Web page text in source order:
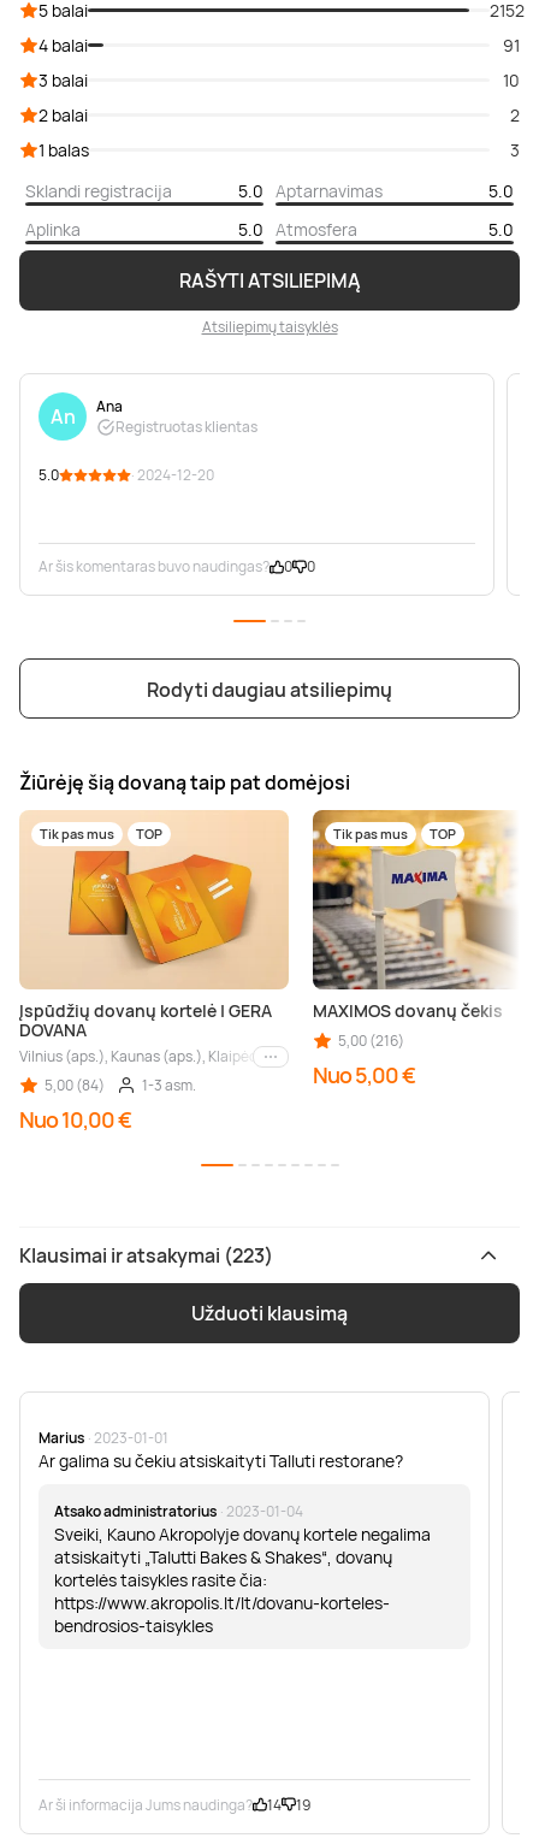
RAŠYTI ATSILIEPIMĄ
Atsiliepimų taisyklės
5 balai
2152
4 balai
91
3 balai
10
2 balai
2
1 balas
3
Sklandi registracija
5.0 Aptarnavimas
5.0
Aplinka
5.0 Atmosfera 5.0
An
Ana
Registruotas klientas
5.0 · 2024-12-20
Ar šis komentaras buvo naudingas? 0 0
Rodyti daugiau atsiliepimų
Žiūrėję šią dovaną taip pat domėjosi
Tik pas mus TOP
Įspūdžių dovanų kortelė | GERA
DOVANA
Vilnius (aps.), Kaunas (aps.), Klaipėda (aps.), Palanga (aps.), Nida (aps.),
Kiti miestai
5,00 (84)
1-3 asm.
Nuo 10,00 €
Tik pas mus TOP
MAXIMOS dovanų čekis
5,00 (216)
Nuo 5,00 €
Klausimai ir atsakymai (223)
Užduoti klausimą
Marius · 2023-01-01
Ar galima su čekiu atsiskaityti Talluti restorane?
Atsako administratorius · 2023-01-04
Sveiki, Kauno Akropolyje dovanų kortele negalima
atsiskaityti „Talutti Bakes & Shakes“, dovanų
kortelės taisykles rasite čia:
https://www.akropolis.lt/lt/dovanu-korteles-
bendrosios-taisykles
Ar ši informacija Jums naudinga? 14 19